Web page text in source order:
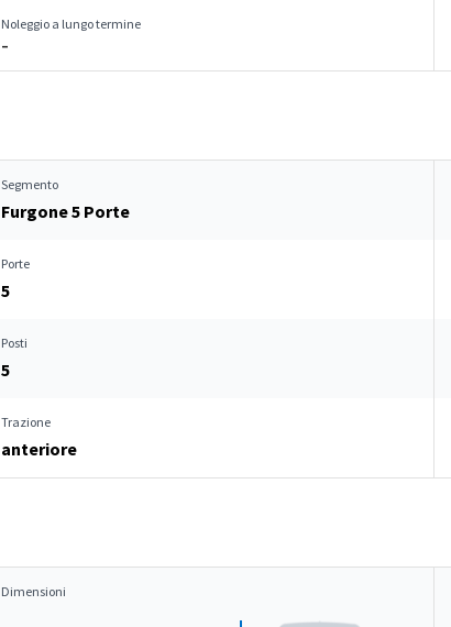
Noleggio a lungo termine
–
Segmento
Furgone 5 Porte
Porte
5
Posti
5
Trazione
anteriore
Dimensioni